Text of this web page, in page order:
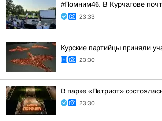
#Помним46. В Курчатове
23:33
Курские партийцы приняли
23:30
В парке «Патриот»
23:30